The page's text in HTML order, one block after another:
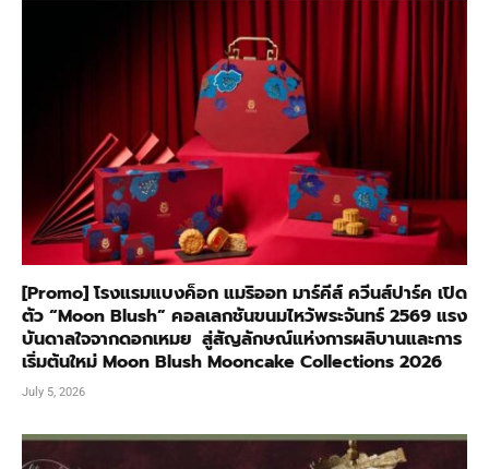
[Promo] โรงแรมแบงค็อก แมริออท มาร์คีส์ ควีนส์ปาร์ค เปิด
ตัว “Moon Blush” คอลเลกชันขนมไหว้พระจันทร์ 2569 แรง
บันดาลใจจากดอกเหมย สู่สัญลักษณ์แห่งการผลิบานและการ
เริ่มต้นใหม่ Moon Blush Mooncake Collections 2026
July 5, 2026